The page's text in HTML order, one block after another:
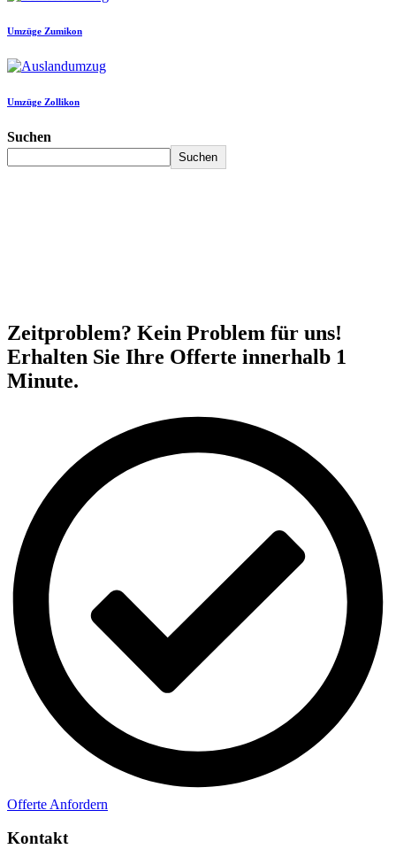
Umzüge Zumikon
Umzüge Zollikon
Suchen
Suchen
Zeitproblem? Kein Problem für uns!
Erhalten Sie Ihre Offerte innerhalb 1
Minute.
Offerte Anfordern
Kontakt